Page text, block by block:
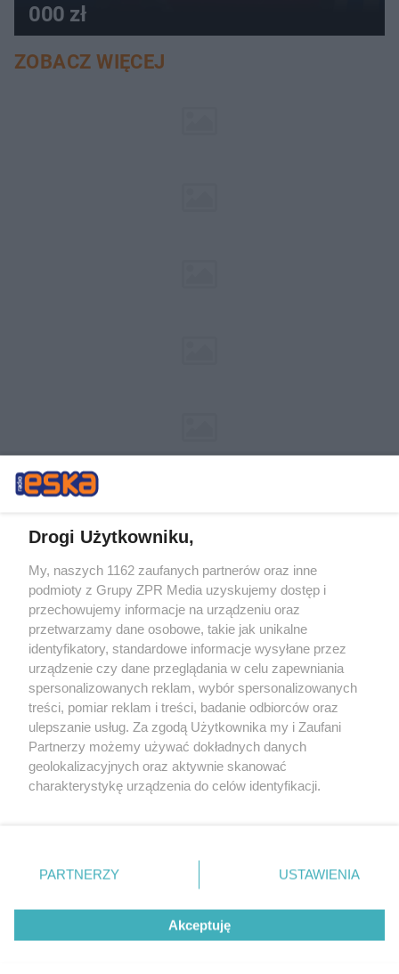
000 zł
ZOBACZ WIĘCEJ
Żaden utwór zamieszczony w serwisie nie może być powielany i
rozpowszechniany lub dalej rozpowszechniany w jakikolwiek sposób (w
tym także elektroniczny lub mechaniczny) na jakimkolwiek polu
eksploatacji w jakiejkolwiek formie, włącznie z umieszczaniem w
Internecie bez pisemnej zgody właściciela praw. Jakiekolwiek użycie lub
wykorzystanie utworów w całości lub w części z naruszeniem prawa,
tzn. bez właściwej zgody, jest zabronione pod groźbą kary i może być
ścigane prawnie.
© 2026 Grupa ZPR Media
Drogi Użytkowniku,
My, naszych 1162 zaufanych partnerów oraz inne
podmioty z Grupy ZPR Media uzyskujemy dostęp i
przechowujemy informacje na urządzeniu oraz
przetwarzamy dane osobowe, takie jak unikalne
identyfikatory, standardowe informacje wysyłane przez
urządzenie czy dane przeglądania w celu zapewniania
spersonalizowanych reklam, wybór spersonalizowanych
treści, pomiar reklam i treści, badanie odbiorców oraz
ulepszanie usług. Za zgodą Użytkownika my i Zaufani
Partnerzy możemy używać dokładnych danych
geolokalizacyjnych oraz aktywnie skanować
charakterystykę urządzenia do celów identyfikacji.
zmienić/wycofać klikając przycisk ustawień prywatności
znajdujący się w lewym dolnym rogu strony
rodzaje przetwarzania danych nie wymagają zgody
użytkownika, ale masz prawo sprzeciwić się takiemu
przetwarzaniu. Preferencje będą miały zastosowanie tylko
PARTNERZY USTAWIENIA
Akceptuję